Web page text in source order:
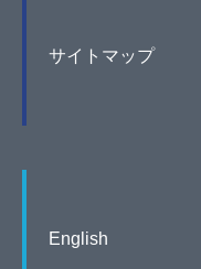
サイトマップ
English